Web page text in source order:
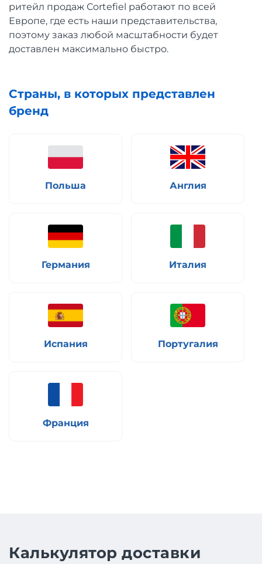
ритейл продаж Сortefiel работают по всей
Европе, где есть наши представительства,
поэтому заказ любой масштабности будет
доставлен максимально быстро.
Страны, в которых представлен
бренд
Польша Англия
Германия Италия
Испания Португалия
Франция
Калькулятор доставки